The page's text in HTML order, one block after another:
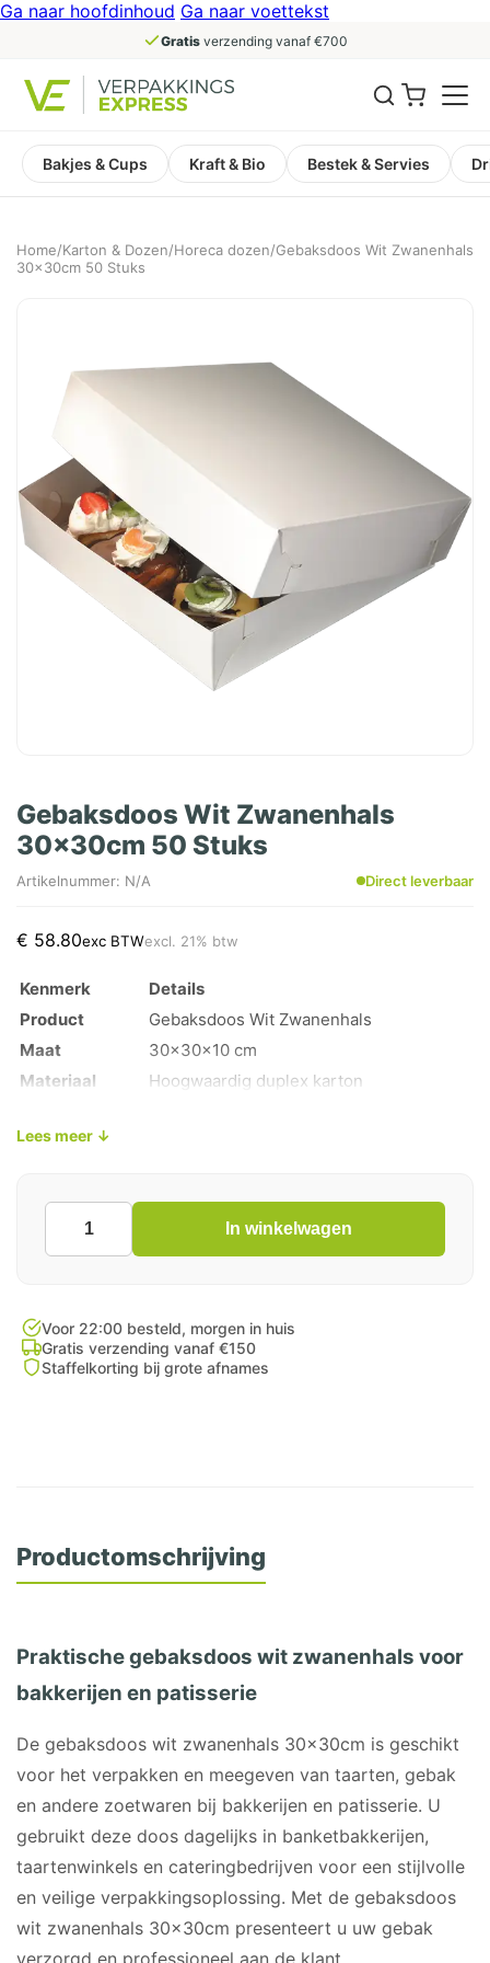
Ga naar hoofdinhoud Ga naar voettekst
Gratisverzending vanaf €700
Bakjes & Cups Kraft & Bio Bestek & Servies
Home/Karton & Dozen/Horeca dozen/Gebaksdoos Wit Zwanenhals
30x30cm 50 Stuks
Gebaksdoos Wit Zwanenhals
30x30cm 50 Stuks
Artikelnummer: N/A Direct leverbaar
€ 58.80exc BTWexcl. 21% btw
Kenmerk
Details
Product
Gebaksdoos Wit Zwanenhals
Maat
30x30x10 cm
Materiaal
Hoogwaardig duplex karton
krimp
Eigenschappen
Voedselveilig, stapelbaar en stofvrij
Lees meer ↓
Gebaksdoos
Wit
50
Stuks
aantal
In winkelwagen
Voor 22:00 besteld, morgen in huis
Gratis verzending vanaf €150
Staffelkorting bij grote afnames
Productomschrijving
Praktische gebaksdoos wit zwanenhals voor
bakkerijen en patisserie
De gebaksdoos wit zwanenhals 30x30cm is geschikt
voor het verpakken en meegeven van taarten, gebak
en andere zoetwaren bij bakkerijen en patisserie. U
gebruikt deze doos dagelijks in banketbakkerijen,
taartenwinkels en cateringbedrijven voor een stijlvolle
en veilige verpakkingsoplossing. Met de gebaksdoos
wit zwanenhals 30x30cm presenteert u uw gebak
verzorgd en professioneel aan de klant.